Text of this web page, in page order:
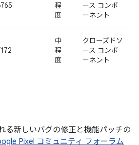
程
度
ース コンポ
ーネント
中
程
度
クローズドソ
ース コンポ
ーネント
る新しいバグの修正と機能パッチの
Pixel コミュニティ フォーラム